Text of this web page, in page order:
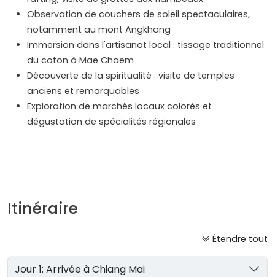
Observation de couchers de soleil spectaculaires,
notamment au mont Angkhang
Immersion dans l'artisanat local : tissage traditionnel
du coton à Mae Chaem
Découverte de la spiritualité : visite de temples
anciens et remarquables
Exploration de marchés locaux colorés et
dégustation de spécialités régionales
Itinéraire
Étendre tout
Jour 1: Arrivée à Chiang Mai